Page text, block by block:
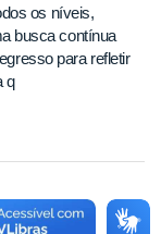
os níveis,
busca contínua
para refletir
q